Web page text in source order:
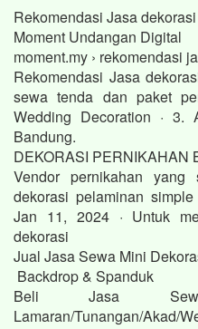
Rekomendasi Jasa
Moment Undangan Digital
moment.my › rekomendasi
Rekomendasi Jasa
sewa tenda dan paket
Wedding Decoration · 3.
Bandung.
DEKORASI PERNIKAHAN
Vendor pernikahan
dekorasi pelaminan
Jan 11, 2024 · Untuk
dekorasi
Jual Jasa Sewa Mini
Backdrop & Spanduk
Beli Jasa
Lamaran/Tunangan/